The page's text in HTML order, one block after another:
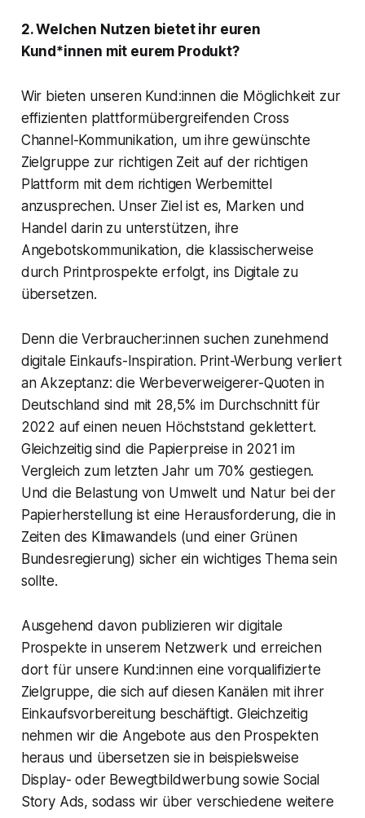
2. Welchen Nutzen bietet ihr euren
Kund*innen mit eurem Produkt?
Wir bieten unseren Kund:innen die Möglichkeit zur
effizienten plattformübergreifenden Cross
Channel-Kommunikation, um ihre gewünschte
Zielgruppe zur richtigen Zeit auf der richtigen
Plattform mit dem richtigen Werbemittel
anzusprechen. Unser Ziel ist es, Marken und
Handel darin zu unterstützen, ihre
Angebotskommunikation, die klassischerweise
durch Printprospekte erfolgt, ins Digitale zu
übersetzen.
Denn die Verbraucher:innen suchen zunehmend
digitale Einkaufs-Inspiration. Print-Werbung verliert
an Akzeptanz: die Werbeverweigerer-Quoten in
Deutschland sind mit 28,5% im Durchschnitt für
2022 auf einen neuen Höchststand geklettert.
Gleichzeitig sind die Papierpreise in 2021 im
Vergleich zum letzten Jahr um 70% gestiegen.
Und die Belastung von Umwelt und Natur bei der
Papierherstellung ist eine Herausforderung, die in
Zeiten des Klimawandels (und einer Grünen
Bundesregierung) sicher ein wichtiges Thema sein
sollte.
Ausgehend davon publizieren wir digitale
Prospekte in unserem Netzwerk und erreichen
dort für unsere Kund:innen eine vorqualifizierte
Zielgruppe, die sich auf diesen Kanälen mit ihrer
Einkaufsvorbereitung beschäftigt. Gleichzeitig
nehmen wir die Angebote aus den Prospekten
heraus und übersetzen sie in beispielsweise
Display- oder Bewegtbildwerbung sowie Social
Story Ads, sodass wir über verschiedene weitere